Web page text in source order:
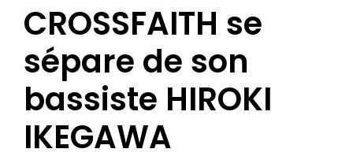
CROSSFAITH se
sépare de son
bassiste HIROKI
IKEGAWA